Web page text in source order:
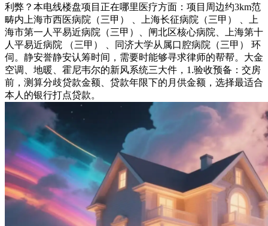
利弊？本电线楼盘项目正在哪里医疗方面：项目周边约3km范
畴内上海市西医病院（三甲） 、上海长征病院（三甲） 、上
海市第一人平易近病院（三甲）、闸北区核心病院、上海第十
人平易近病院 （三甲） 、同济大学从属口腔病院（三甲） 环
伺。静安誉静安认筹时间，需要时能够寻求律师的帮帮。大金
空调、地暖、霍尼韦尔的新风系统三大件，1.验收预备：交房
前，测算分歧贷款金额、贷款年限下的月供金额，选择最适合
本人的银行打点贷款。